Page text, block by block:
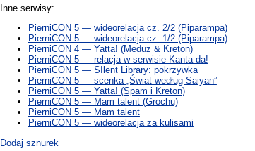
Inne serwisy:
PierniCON 5 — wideorelacja cz. 2/2 (Piparampa)
PierniCON 5 — wideorelacja cz. 1/2 (Piparampa)
PierniCON 4 — Yatta! (Meduz & Kreton)
PierniCON 5 — relacja w serwisie Kanta da!
PierniCON 5 — SIlent Library: pokrzywka
PierniCON 5 — scenka „Świat według Saiyan”
PierniCON 5 — Yatta! (Spam i Kreton)
PierniCON 5 — Mam talent (Grochu)
PierniCON 5 — Mam talent
PierniCON 5 — wideorelacja za kulisami
Dodaj sznurek